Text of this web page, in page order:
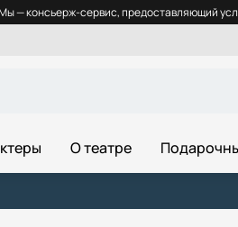
консьерж-сервис, предоставляющий
О театре